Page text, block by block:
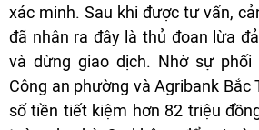
xác minh. Sau khi được tư vấn,
đã nhận ra đây là thủ đoạn lừa
và dừng giao dịch. Nhờ sự phối
Công an phường và Agribank Bắc
số tiền tiết kiệm hơn 82 triệu